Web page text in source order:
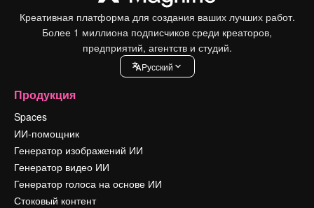
Креативная платформа для создания ваших лучших работ.
Более 1 миллиона подписчиков среди креаторов,
предприятий, агентств и студий.
Pусский
Продукция
Spaces
ИИ-помощник
Генератор изображений ИИ
Генератор видео ИИ
Генератор голоса на основе ИИ
Стоковый контент